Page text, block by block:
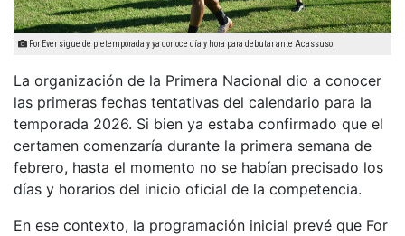
For Ever sigue de pretemporada y ya conoce día y hora para debutar ante Acassuso.
La organización de la Primera Nacional dio a conocer
las primeras fechas tentativas del calendario para la
temporada 2026. Si bien ya estaba confirmado que el
certamen comenzaría durante la primera semana de
febrero, hasta el momento no se habían precisado los
días y horarios del inicio oficial de la competencia.
En ese contexto, la programación inicial prevé que For